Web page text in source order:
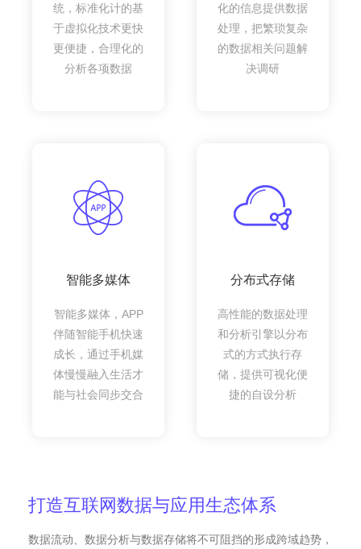
统，标准化计的基
于虚拟化技术更快
更便捷，合理化的
分析各项数据
化的信息提供数据
处理，把繁琐复杂
的数据相关问题解
决调研
智能多媒体
智能多媒体，APP
伴随智能手机快速
成长，通过手机媒
体慢慢融入生活才
能与社会同步交合
分布式存储
高性能的数据处理
和分析引擎以分布
式的方式执行存
储，提供可视化便
捷的自设分析
打造互联网数据与应用生态体系
数据流动、数据分析与数据存储将不可阻挡的形成跨域趋势，